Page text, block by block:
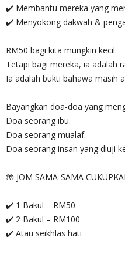
✔️ Membantu mereka yang
✔️ Menyokong dakwah &
RM50 bagi kita mungkin kecil.
Tetapi bagi mereka, ia adalah
Ia adalah bukti bahawa masih
Bayangkan doa-doa yang
Doa seorang ibu.
Doa seorang mualaf.
Doa seorang insan yang diuji
🤲 JOM SAMA-SAMA
✔️ 1 Bakul – RM50
✔️ 2 Bakul – RM100
✔️ Atau seikhlas hati